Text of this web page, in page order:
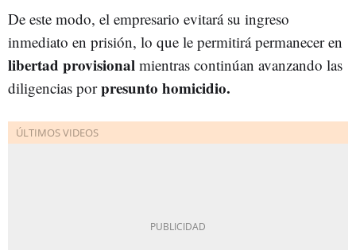
De este modo, el empresario evitará su ingreso
inmediato en prisión, lo que le permitirá permanecer en
libertad provisional mientras continúan avanzando las
diligencias porpresunto homicidio.